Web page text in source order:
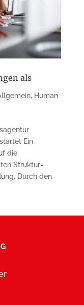
als
, Human
Ein
die
Struktur­
Durch den